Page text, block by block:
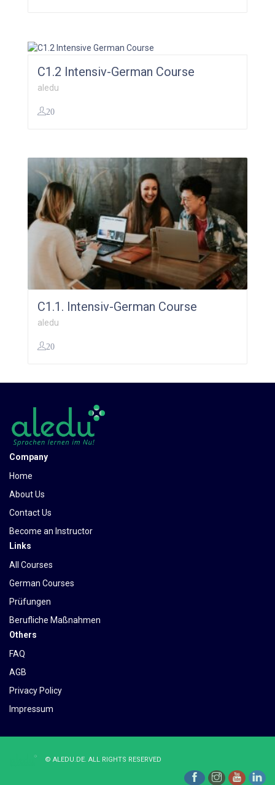
C1.2 Intensiv-German Course
aledu
20
C1.1. Intensiv-German Course
aledu
20
Company
Home
About Us
Contact Us
Become an Instructor
Links
All Courses
German Courses
Prüfungen
Berufliche Maßnahmen
Others
FAQ
AGB
Privacy Policy
Impressum
© ALEDU.DE. ALL RIGHTS RESERVED